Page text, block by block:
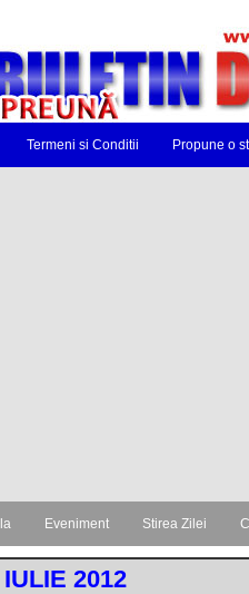
Termeni si Conditii Propune o
Eveniment Stirea Zilei
2012